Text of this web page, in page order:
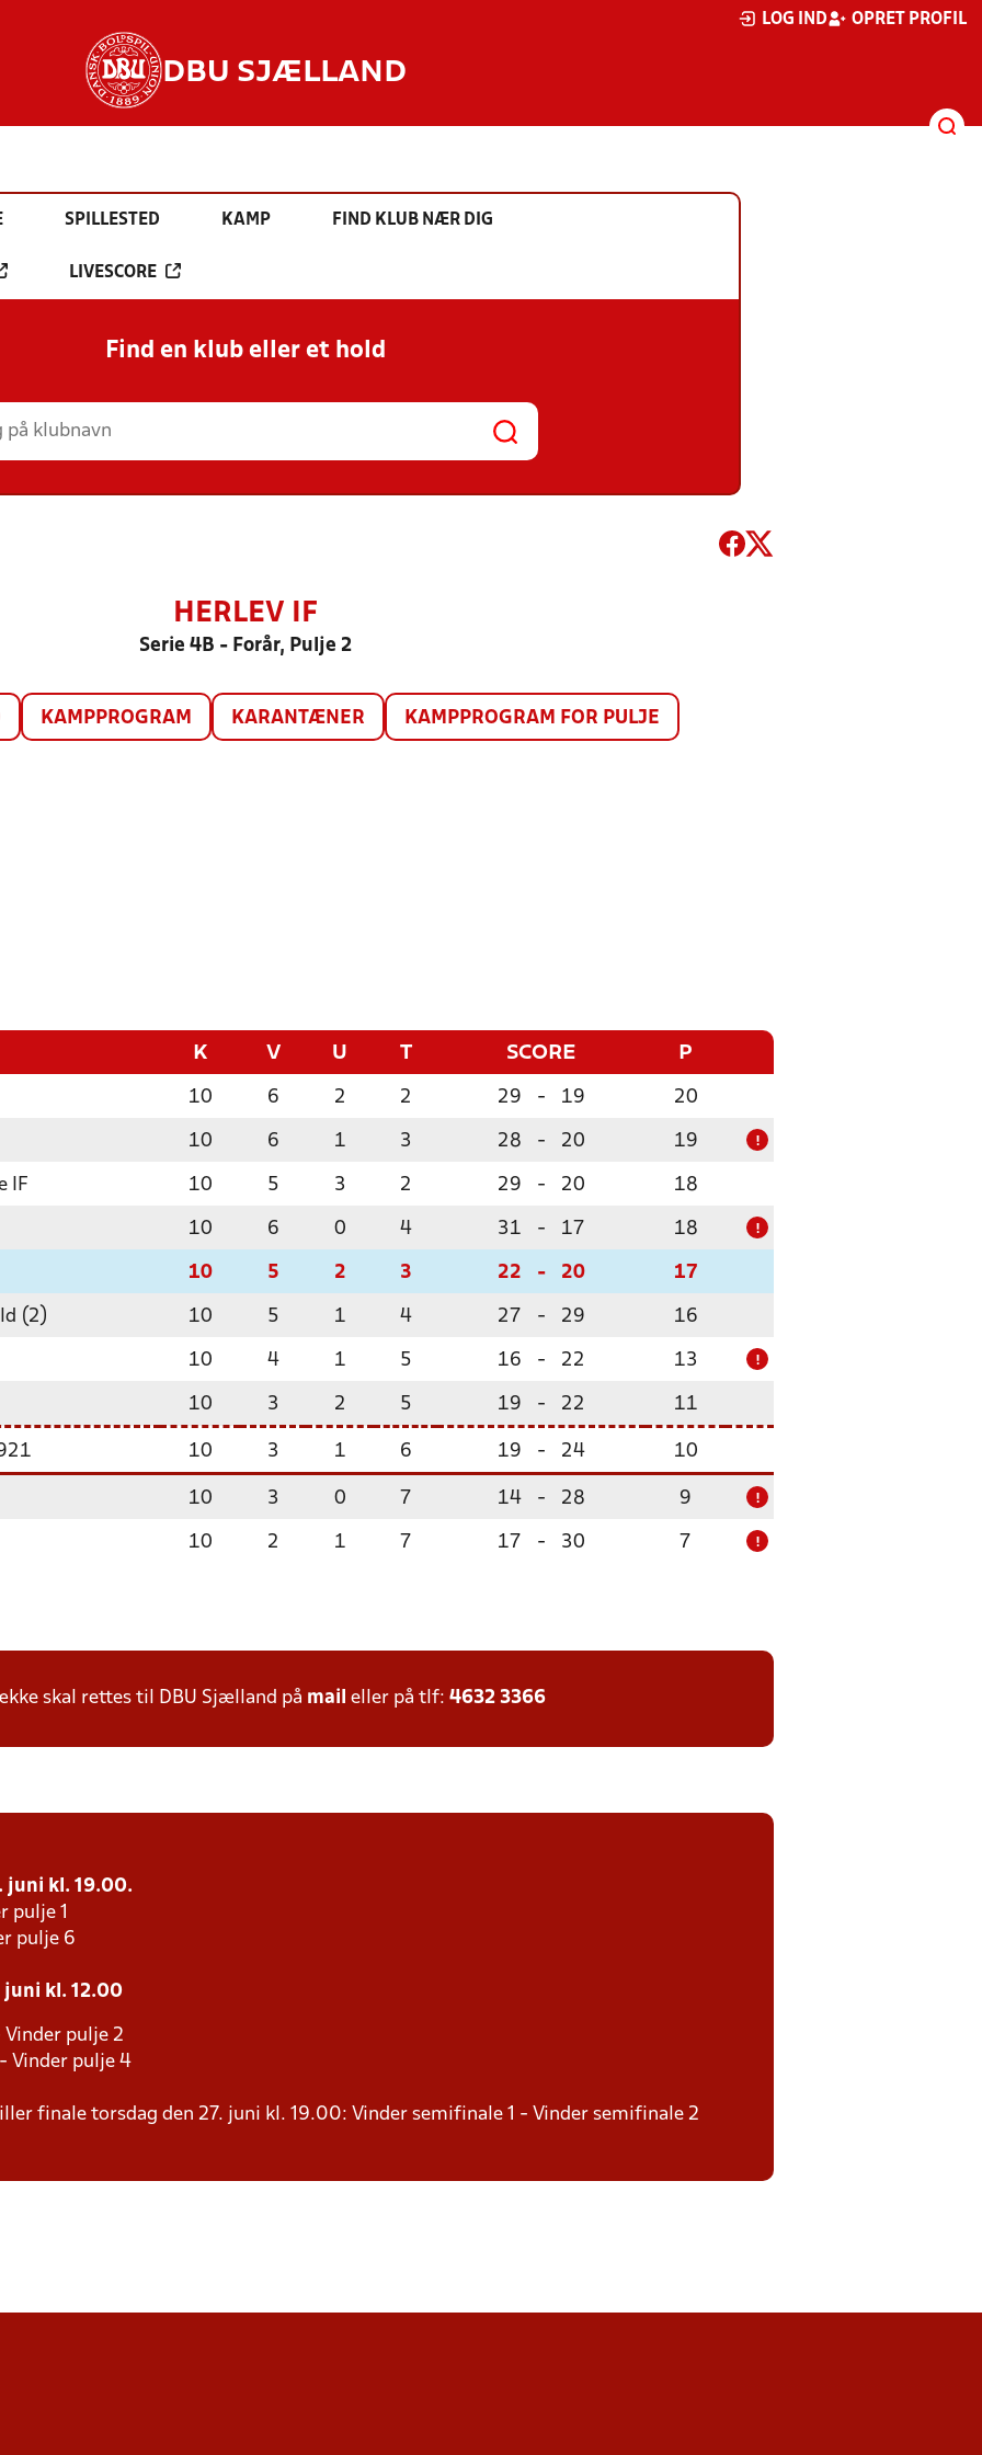
LOG IND OPRET PROFIL
DBU SJÆLLAND
SPILLESTED KAMP FIND KLUB NÆR DIG
LIVESCORE
Find en klub eller et hold
HERLEV IF
Serie 4B - Forår, Pulje 2
KAMPPROGRAM KARANTÆNER KAMPPROGRAM FOR PULJE
K V U T SCORE P
10 6 2 2 29 - 19 20
10 6 1 3 28 - 20 19 !
IF 10 5 3 2 29 - 20 18
10 6 0 4 31 - 17 18 !
10 5 2 3 22 - 20 17
(2) 10 5 1 4 27 - 29 16
10 4 1 5 16 - 22 13 !
10 3 2 5 19 - 22 11
10 3 1 6 19 - 24 10
10 3 0 7 14 - 28 9 !
10 2 1 7 17 - 30 7 !
skal rettes til DBU Sjælland på mail eller på tlf: 4632 3366
juni kl. 19.00.
pulje 1
pulje 6
juni kl. 12.00
Vinder pulje 2
Vinder pulje 4
finale torsdag den 27. juni kl. 19.00: Vinder semifinale 1 - Vinder semifinale 2